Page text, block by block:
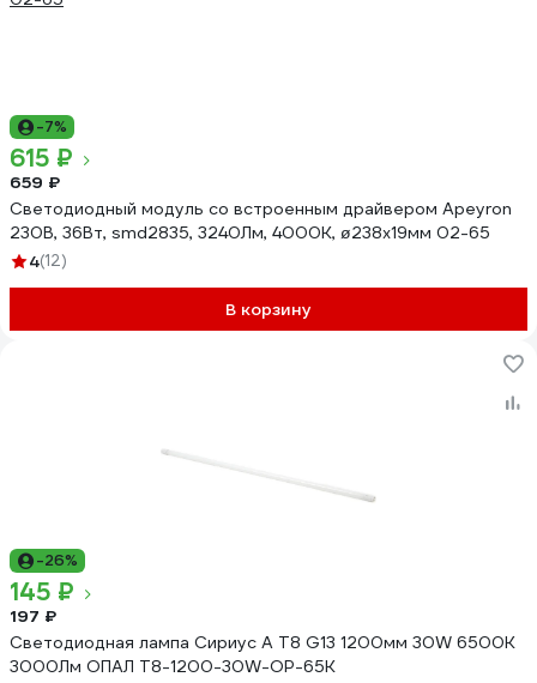
-7%
615 ₽
659 ₽
Светодиодный модуль со встроенным драйвером Apeyron
230В, 36Вт, smd2835, 3240Лм, 4000К, ø238x19мм 02-65
4(12)
В корзину
-26%
145 ₽
197 ₽
Светодиодная лампа Сириус А Т8 G13 1200мм 30W 6500К
3000Лм ОПАЛ T8-1200-30W-OP-65K